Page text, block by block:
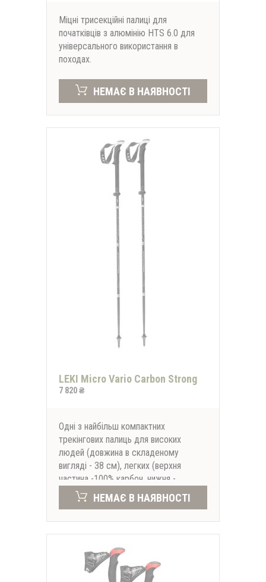
Міцні трисекційні палиці для
початківців з алюмінію HTS 6.0 для
універсального використання в
походах.
НЕМАЄ В НАЯВНОСТІ
LEKI Micro Vario Carbon Strong
7 820 ₴
Одні з найбільш компактних
трекінгових палиць для високих
людей (довжина в складеному
вигляді - 38 см), легких (верхня
частина -100% карбон, нижня -
алюміній) і міцних (діаметр сегмента -
20 мм).
НЕМАЄ В НАЯВНОСТІ